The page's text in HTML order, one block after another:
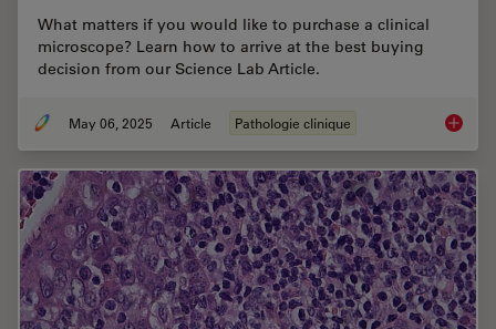
What matters if you would like to purchase a clinical
microscope? Learn how to arrive at the best buying
decision from our Science Lab Article.
May 06, 2025 Article Pathologie clinique Factors